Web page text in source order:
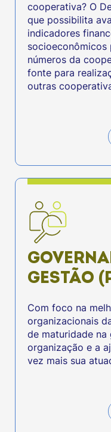
cooperativa? O
que possibilita
indicadores
socioeconômicos
números da
fonte para
outras
GESTÃO
Com foco na
organizacionais
de maturidade na
organização e a
vez mais sua